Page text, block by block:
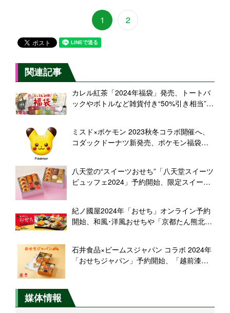
1 2
関連記事
カレル紅茶「2024年福袋」発売、トートバ
ックやボトルなど雑貨付き“50%引き相当”紅
ミスド×ポケモン 2023秋冬コラボ開催へ、
コダックドーナツ新発売、ポケモン福袋
八天堂の“スイーツおせち”「八天堂スイーツ
ビュッフェ2024」予約開始、限定スイーツ
ンシェなど
紀ノ國屋2024年「おせち」オンライン予約
開始、和風･洋風おせちや「京都たん熊北
石井食品×ビームスジャパン コラボ 2024年
「おせちジャパン」予約開始、「越前漆
媒体情報